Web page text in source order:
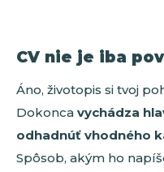
CV nie je iba
Áno, životopis si tvoj
Dokonca vychádza
odhadnúť vhodného
Spôsob, akým ho